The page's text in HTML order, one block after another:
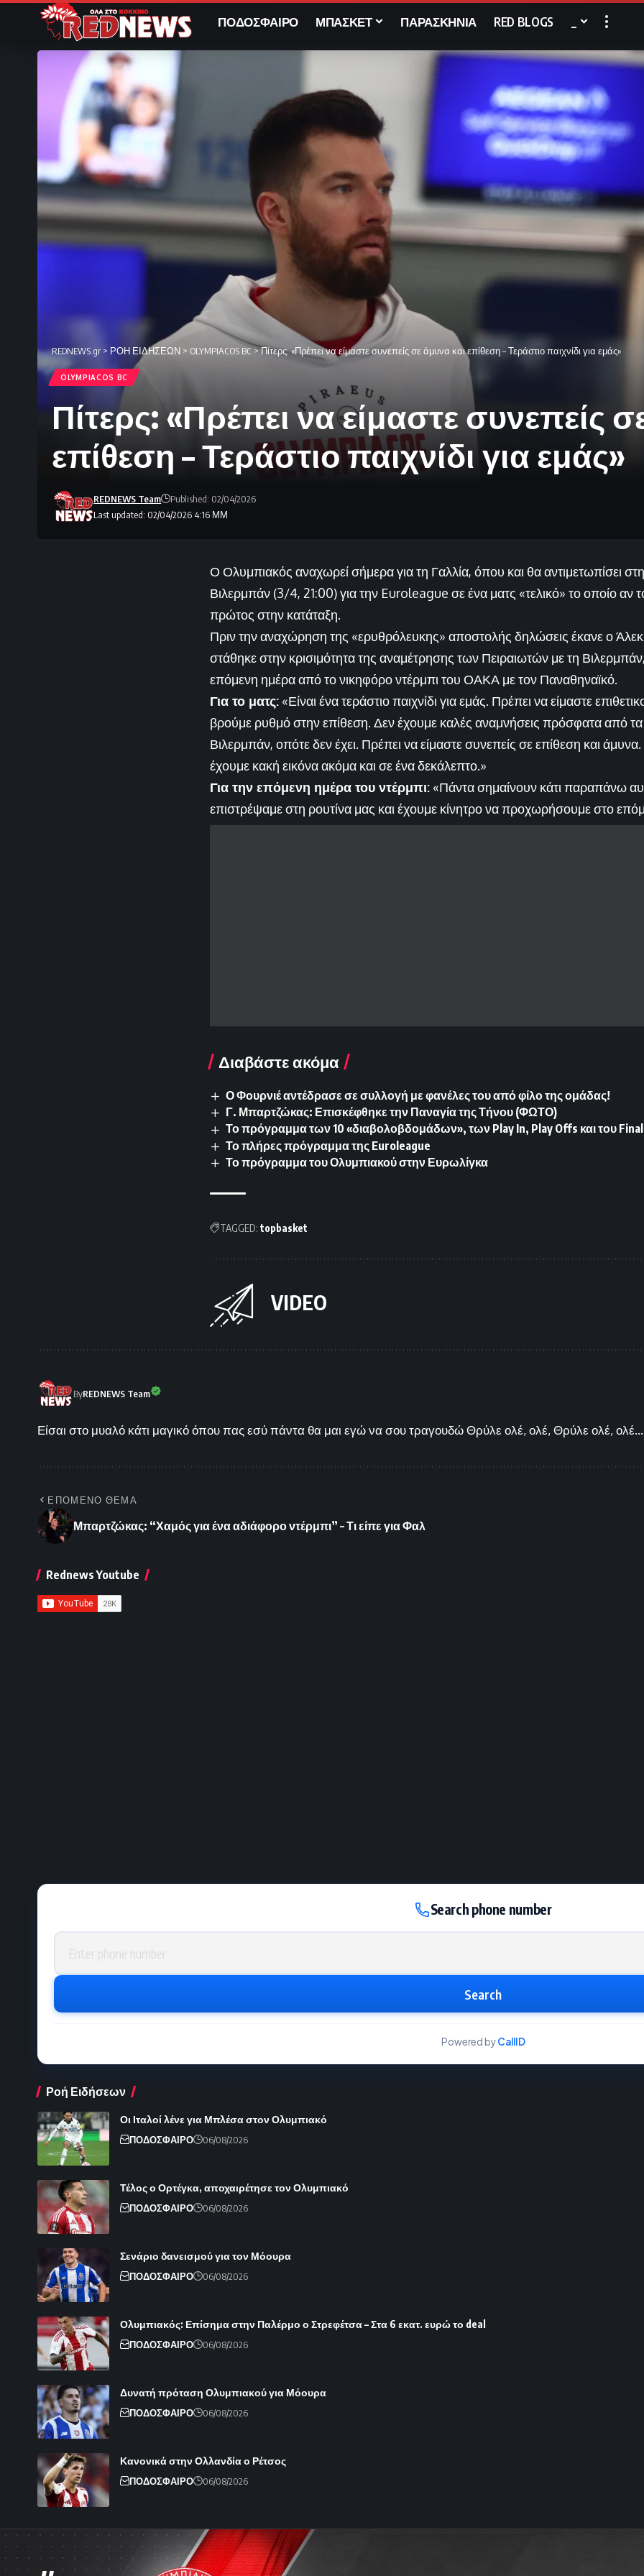
ΠΟΔΟΣΦΑΙΡΟ ΜΠΑΣΚΕΤ ΠΑΡΑΣΚΗΝΙΑ RED BLOGS
REDNEWS.gr > ΡΟΗ ΕΙΔΗΣΕΩΝ > OLYMPIACOS BC >Πίτερς: «Πρέπει να είμαστε συνεπείς σε άμυνα και επίθεση – Τεράστιο παιχνίδι για εμάς»
OLYMPIACOS BC
Πίτερς: «Πρέπει να είμαστε συνεπείς
επίθεση – Τεράστιο παιχνίδι για εμάς»
Last updated: 02/04/2026 4:16 ΜΜ
REDNEWS Team Published: 02/04/2026
Ο Ολυμπιακός αναχωρεί σήμερα για τη Γαλλία, όπου και θα αντιμετωπίσει
Βιλερμπάν (3/4, 21:00) για την Euroleague σε ένα ματς «τελικό» το οποίο αν
πρώτος στην κατάταξη.
Πριν την αναχώρηση της «ερυθρόλευκης» αποστολής δηλώσεις έκανε ο Άλεκ
στάθηκε στην κρισιμότητα της αναμέτρησης των Πειραιωτών με τη
επόμενη ημέρα από το νικηφόρο ντέρμπι του ΟΑΚΑ με τον Παναθηναϊκό.
Για το ματς: «Είναι ένα τεράστιο παιχνίδι για εμάς. Πρέπει να είμαστε
βρούμε ρυθμό στην επίθεση. Δεν έχουμε καλές αναμνήσεις πρόσφατα από τα
Βιλερμπάν, οπότε δεν έχει. Πρέπει να είμαστε συνεπείς σε επίθεση και
έχουμε κακή εικόνα ακόμα και σε ένα δεκάλεπτο.»
Για την επόμενη ημέρα του ντέρμπι: «Πάντα σημαίνουν κάτι παραπάνω
επιστρέψαμε στη ρουτίνα μας και έχουμε κίνητρο να προχωρήσουμε στο
Διαβάστε ακόμα
Ο Φουρνιέ αντέδρασε σε συλλογή με φανέλες του από φίλο της ομάδας!
Γ. Μπαρτζώκας: Επισκέφθηκε την Παναγία της Τήνου (ΦΩΤΟ)
Το πρόγραμμα των 10 «διαβολοβδομάδων», των Play In, Play Offs και του
Το πλήρες πρόγραμμα της Euroleague
Το πρόγραμμα του Ολυμπιακού στην Ευρωλίγκα
TAGGED: topbasket
VIDEO
ByREDNEWS Team
Είσαι στο μυαλό κάτι μαγικό όπου πας εσύ πάντα θα μαι εγώ να σου τραγουδώ Θρύλε ολέ, ολέ, Θρύλε ολέ, ολέ...
ΕΠΟΜΕΝΟ ΘΕΜΑ
Μπαρτζώκας: “Χαμός για ένα αδιάφορο ντέρμπι” – Τι είπε για Φαλ
Rednews Youtube
Search phone number
Phone number
Search
Powered byCallID
Ροή Ειδήσεων
Οι Ιταλοί λένε για Μπλέσα στον Ολυμπιακό
ΠΟΔΟΣΦΑΙΡΟ 06/08/2026
Τέλος ο Ορτέγκα, αποχαιρέτησε τον Ολυμπιακό
ΠΟΔΟΣΦΑΙΡΟ 06/08/2026
Σενάριο δανεισμού για τον Μόουρα
ΠΟΔΟΣΦΑΙΡΟ 06/08/2026
Ολυμπιακός: Επίσημα στην Παλέρμο ο Στρεφέτσα – Στα 6 εκατ. ευρώ το deal
ΠΟΔΟΣΦΑΙΡΟ 06/08/2026
Δυνατή πρόταση Ολυμπιακού για Μόουρα
ΠΟΔΟΣΦΑΙΡΟ 06/08/2026
Κανονικά στην Ολλανδία ο Ρέτσος
ΠΟΔΟΣΦΑΙΡΟ 06/08/2026